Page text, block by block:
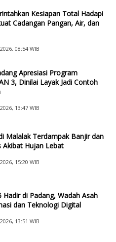
Kesiapan Total Hadapi
Cadangan Pangan, Air, dan
08:54 WIB
Apresiasi Program
3, Dinilai Layak Jadi Contoh
13:47 WIB
Malalak Terdampak Banjir dan
Akibat Hujan Lebat
15:20 WIB
Hadir di Padang, Wadah Asah
dan Teknologi Digital
13:51 WIB